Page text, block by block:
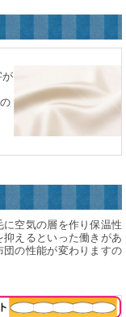
空気の層を作り保温性
えるといった働きがあ
の性能が変わりますの